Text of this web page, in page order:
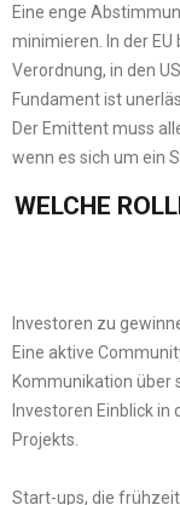
Eine enge
minimieren. In der
Verordnung, in den
Fundament ist
Der Emittent muss
wenn es sich um ein
WELCHE
Investoren zu
Eine aktive
Kommunikation über
Investoren Einblick in
Projekts.
Start-ups, die